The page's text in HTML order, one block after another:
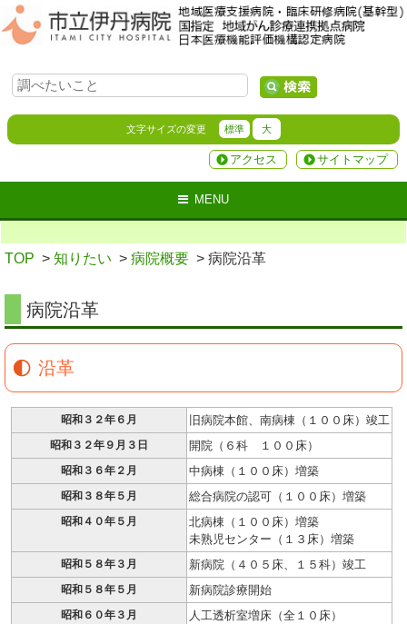
文字サイズの変更 標準 大
サイトマップ
アクセス
MENU
TOP > 知りたい > 病院概要 > 病院沿革
病院沿革
沿革
昭和３２年６月 旧病院本館、南病棟（１００床）竣工
昭和３２年９月３日 開院（６科 １００床）
昭和３６年２月 中病棟（１００床）増築
昭和３８年５月 総合病院の認可（１００床）増築
昭和４０年５月
北病棟（１００床）増築
未熟児センター（１３床）増築
昭和５８年３月 新病院（４０５床、１５科）竣工
昭和５８年５月 新病院診療開始
昭和６０年３月 人工透析室増床（全１０床）